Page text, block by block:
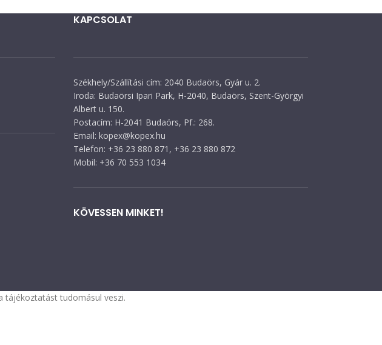
KAPCSOLAT
Székhely/Szállítási cím: 2040 Budaörs, Gyár u. 2.
Iroda: Budaörsi Ipari Park, H-2040, Budaörs, Szent-Györgyi
Albert u. 150.
Postacím: H-2041 Budaörs, Pf.: 268.
Email: kopex@kopex.hu
Telefon: +36 23 880 871, +36 23 880 872
Mobil: +36 70 553 1034
KÖVESSEN MINKET!
tájékoztatást tudomásul veszi.